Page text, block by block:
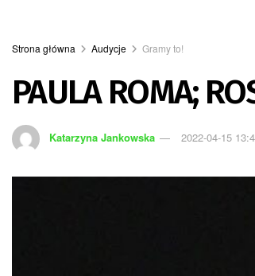
Strona główna Audycje Gramy to!
PAULA ROMA;
Katarzyna Jankowska 2022-04-15